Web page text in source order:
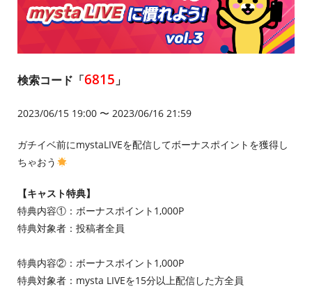
検索コード「6815」
2023/06/15 19:00 〜 2023/06/16 21:59
ガチイベ前にmystaLIVEを配信してボーナスポイントを獲得し
ちゃおう
【キャスト特典】
特典内容①：ボーナスポイント1,000P
特典対象者：投稿者全員
特典内容②：ボーナスポイント1,000P
特典対象者：mysta LIVEを15分以上配信した方全員